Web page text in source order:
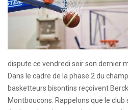
dispute ce vendredi soir son dernier
Dans le cadre de la phase 2 du
basketteurs bisontins reçoivent
Montboucons. Rappelons que le club